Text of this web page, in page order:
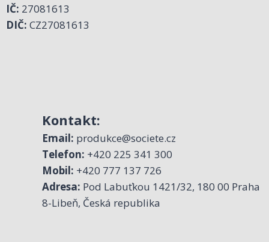
IČ: 27081613
DIČ: CZ27081613
Kontakt:
Email: produkce@societe.cz
Telefon: +420 225 341 300
Mobil: +420 777 137 726
Adresa: Pod Labuťkou 1421/32, 180 00 Praha
8-Libeň, Česká republika